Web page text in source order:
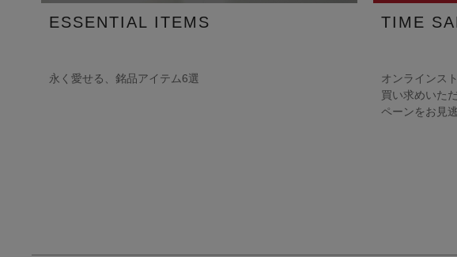
ESSENTIAL ITEMS
永く愛せる、銘品アイテム6選
オンラインス
買い求めいた
ペーンをお見